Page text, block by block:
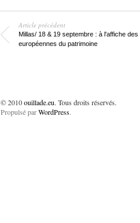
Article précédent
Millas/ 18 & 19 septembre : à l'affiche des
européennes du patrimoine
© 2010ouillade.eu. Tous droits réservés.
Propulsé parWordPress.